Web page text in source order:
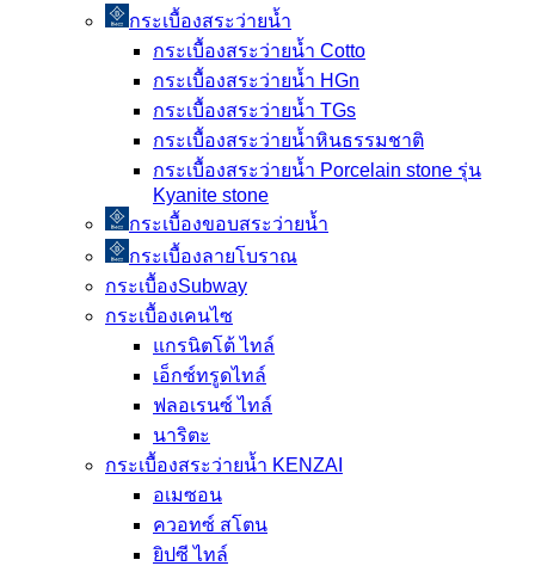
กระเบื้องสระว่ายนํ้า
กระเบื้องสระว่ายน้ำ Cotto
กระเบื้องสระว่ายน้ำ HGn
กระเบื้องสระว่ายน้ำ TGs
กระเบื้องสระว่ายน้ำหินธรรมชาติ
กระเบื้องสระว่ายนํ้า Porcelain stone รุ่น
Kyanite stone
กระเบื้องขอบสระว่ายน้ำ
กระเบื้องลายโบราณ
กระเบื้องSubway
กระเบื้องเคนไซ
แกรนิตโต้ ไทล์
เอ็กซ์ทรูดไทล์
ฟลอเรนซ์ ไทล์
นาริตะ
กระเบื้องสระว่ายน้ำ KENZAI
อเมซอน
ควอทซ์ สโตน
ยิปซี ไทล์